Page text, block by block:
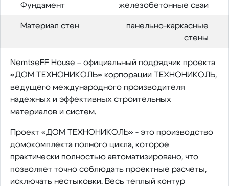
Фундамент железобетонные сваи
Материал стен
панельно-каркасные
стены
NemtseFF House – официальный подрядчик проекта
«ДОМ ТЕХНОНИКОЛЬ» корпорации ТЕХНОНИКОЛЬ,
ведущего международного производителя
надежных и эффективных строительных
материалов и систем.
Проект «ДОМ ТЕХНОНИКОЛЬ» - это производство
домокомплекта полного цикла, которое
практически полностью автоматизировано, что
позволяет точно соблюдать проектные расчеты,
исключать нестыковки. Весь теплый контур